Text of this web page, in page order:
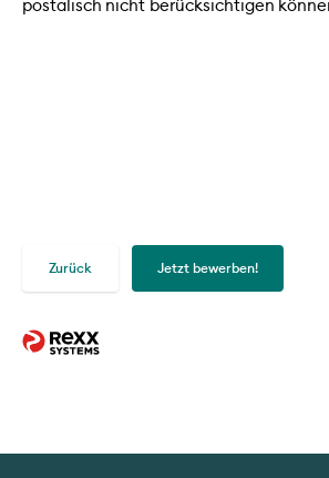
postalisch nicht berücksichtigen
Zurück Jetzt bewerben!